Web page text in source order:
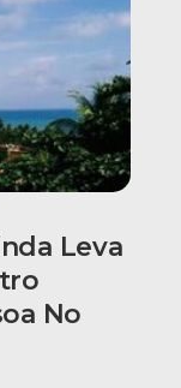
Leva
No